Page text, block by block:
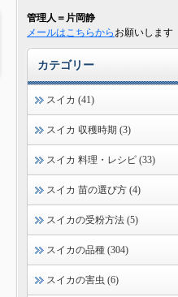
管理人＝片岡静
メールはこちらから お願いします
カテゴリー
スイカ (41)
スイカ 収穫時期 (3)
スイカ 料理・レシピ (33)
スイカ 苗の選び方 (4)
スイカの受粉方法 (5)
スイカの品種 (304)
スイカの害虫 (6)